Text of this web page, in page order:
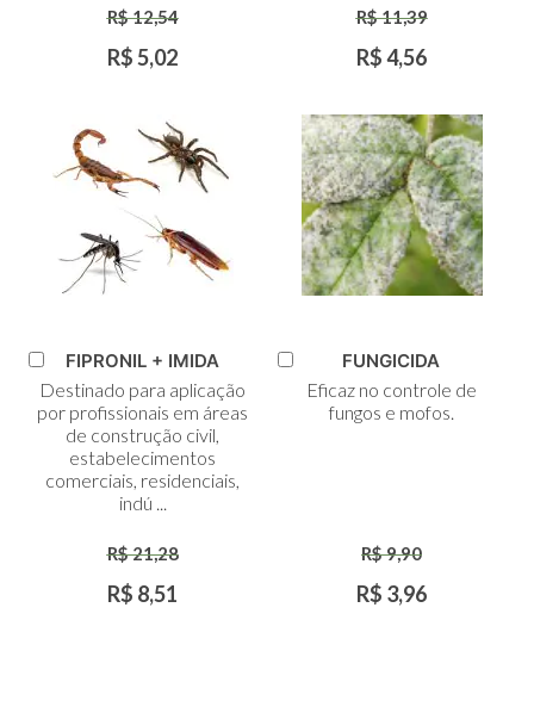
R$ 12,54
R$ 5,02
R$ 11,39
R$ 4,56
ao
Carrinho
FIPRONIL + IMIDA
Destinado para aplicação
por profissionais em áreas
de construção civil,
estabelecimentos
comerciais, residenciais,
indú ...
R$ 21,28
R$ 8,51
Carrinho
FUNGICIDA
Eficaz no controle de
fungos e mofos.
R$ 9,90
R$ 3,96